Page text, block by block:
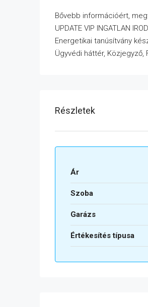
Bővebb információért,
UPDATE VIP INGATLAN
Energetikai tanúsítvány
Ügyvédi háttér,
Részletek
Ár
Szoba
Garázs
Értékesítés típusa